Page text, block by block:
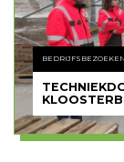
BEDRIJFSBEZOEKEN